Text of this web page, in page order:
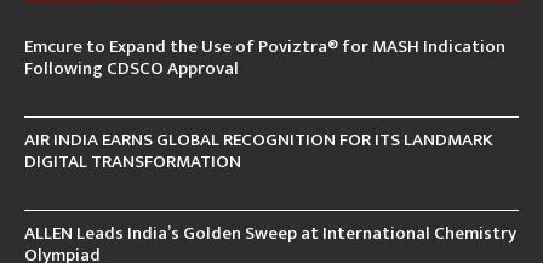
Emcure to Expand the Use of Poviztra® for MASH Indication
Following CDSCO Approval
AIR INDIA EARNS GLOBAL RECOGNITION FOR ITS LANDMARK
DIGITAL TRANSFORMATION
ALLEN Leads India’s Golden Sweep at International Chemistry
Olympiad